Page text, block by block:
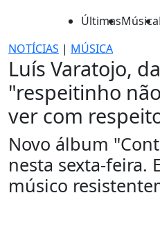
ÚltimasMúsica
NOTÍCIAS | MÚSICA
Luís Varatojo,
"respeitinho
ver com
Novo álbum
nesta sexta-feira.
músico